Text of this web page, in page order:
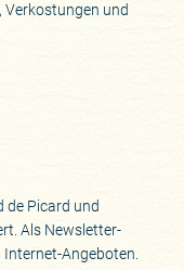
Verkostungen und
Seite
de Picard und
Als Newsletter-
Angeboten.